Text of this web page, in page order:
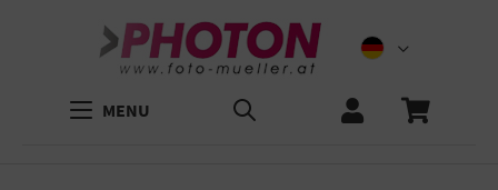
MENU